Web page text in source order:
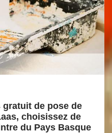
de pose de
choisissez de
du Pays Basque